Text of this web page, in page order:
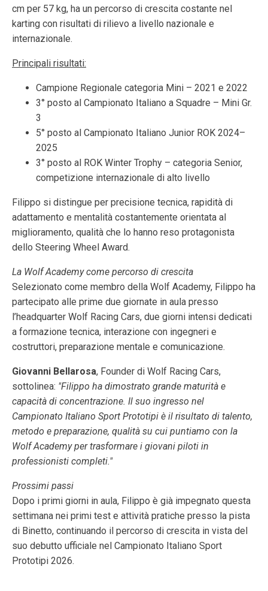
cm per 57 kg, ha un percorso di crescita costante nel
karting con risultati di rilievo a livello nazionale e
internazionale.
Principali risultati:
Campione Regionale categoria Mini – 2021 e 2022
3° posto al Campionato Italiano a Squadre – Mini Gr.
3
5° posto al Campionato Italiano Junior ROK 2024–
2025
3° posto al ROK Winter Trophy – categoria Senior,
competizione internazionale di alto livello
Filippo si distingue per precisione tecnica, rapidità di
adattamento e mentalità costantemente orientata al
miglioramento, qualità che lo hanno reso protagonista
dello Steering Wheel Award.
La Wolf Academy come percorso di crescita
Selezionato come membro della Wolf Academy, Filippo ha
partecipato alle prime due giornate in aula presso
l’headquarter Wolf Racing Cars, due giorni intensi dedicati
a formazione tecnica, interazione con ingegneri e
costruttori, preparazione mentale e comunicazione.
Giovanni Bellarosa, Founder di Wolf Racing Cars,
sottolinea: "Filippo ha dimostrato grande maturità e
capacità di concentrazione. Il suo ingresso nel
Campionato Italiano Sport Prototipi è il risultato di talento,
metodo e preparazione, qualità su cui puntiamo con la
Wolf Academy per trasformare i giovani piloti in
professionisti completi."
Prossimi passi
Dopo i primi giorni in aula, Filippo è già impegnato questa
settimana nei primi test e attività pratiche presso la pista
di Binetto, continuando il percorso di crescita in vista del
suo debutto ufficiale nel Campionato Italiano Sport
Prototipi 2026.